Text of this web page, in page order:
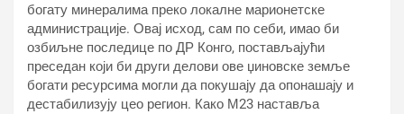
богату минералима преко локалне марионетске
администрације. Овај исход, сам по себи, имао би
озбиљне последице по ДР Конго, постављајући
преседан који би други делови ове џиновске земље
богати ресурсима могли да покушају да опонашају и
дестабилизују цео регион. Како М23 наставља